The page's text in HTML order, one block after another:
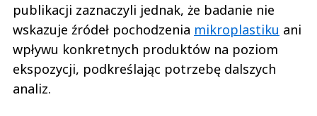
publikacji zaznaczyli jednak, że badanie nie
wskazuje źródeł pochodzenia mikroplastiku ani
wpływu konkretnych produktów na poziom
ekspozycji, podkreślając potrzebę dalszych
analiz.